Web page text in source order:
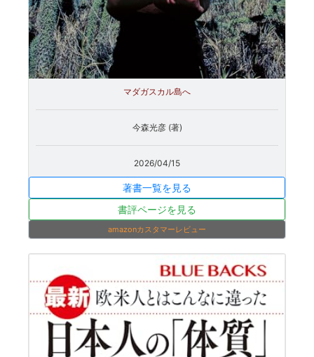
マダガスカル島へ
今森光彦 (著)
2026/04/15
著書一覧を見る
書評ページを見る
amazonカスタマーレビュー